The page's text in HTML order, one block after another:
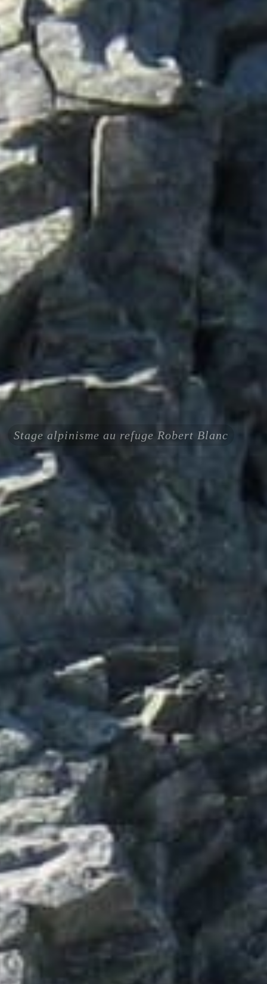
Stage alpinisme au refuge Robert Blanc